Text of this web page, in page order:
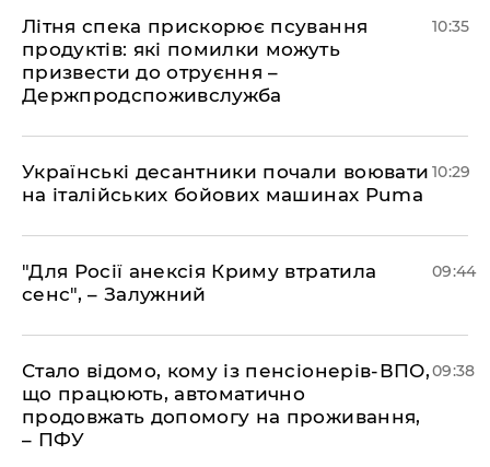
Літня спека прискорює псування
продуктів: які помилки можуть
призвести до отруєння –
Держпродспоживслужба
10:35
Українські десантники почали воювати
на італійських бойових машинах Puma
10:29
"Для Росії анексія Криму втратила
сенс", – Залужний
09:44
Стало відомо, кому із пенсіонерів-ВПО,
що працюють, автоматично
продовжать допомогу на проживання,
– ПФУ
09:38